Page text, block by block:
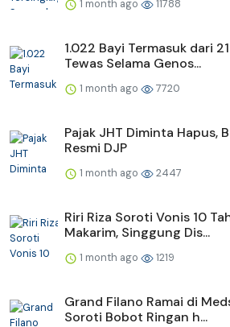
1 month ago 11788
1.022 Bayi Termasuk dari
Tewas Selama Genos...
1 month ago 7720
Pajak JHT Diminta Hapus,
Resmi DJP
1 month ago 2447
Riri Riza Soroti Vonis 10
Makarim, Singgung Dis...
1 month ago 1219
Grand Filano Ramai di
Soroti Bobot Ringan h...